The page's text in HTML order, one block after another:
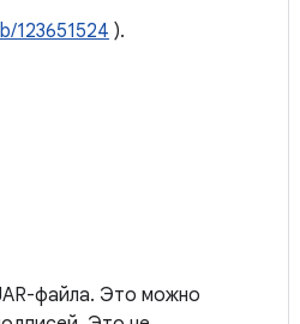
b/123651524 ).
файла. Это можно